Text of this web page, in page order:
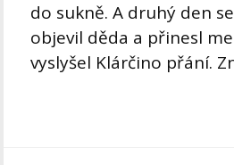
do sukně. A druhý den
objevil děda a přinesl
vyslyšel Klárčino přání.